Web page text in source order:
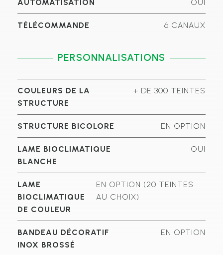
AUTOMATISATION OUI
TÉLÉCOMMANDE 6 CANAUX
PERSONNALISATIONS
COULEURS DE LA
STRUCTURE
+ DE 300 TEINTES
STRUCTURE BICOLORE EN OPTION
LAME BIOCLIMATIQUE
BLANCHE
OUI
LAME
BIOCLIMATIQUE
DE COULEUR
EN OPTION (20 TEINTES
AU CHOIX)
BANDEAU DÉCORATIF
INOX BROSSÉ
EN OPTION